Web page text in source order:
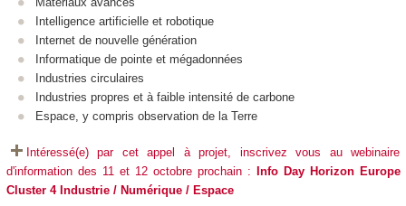
Intelligence artificielle et robotique
Internet de nouvelle génération
Informatique de pointe et mégadonnées
Industries circulaires
Industries propres et à faible intensité de carbone
Espace, y compris observation de la Terre
Intéressé(e) par cet appel à projet, inscrivez vous au webinaire
d'information des 11 et 12 octobre prochain :
Info Day Horizon Europe
Cluster 4 Industrie / Numérique / Espace